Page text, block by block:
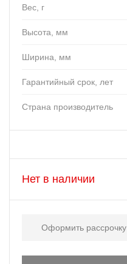
Вес, г
Высота, мм
Ширина, мм
Гарантийный срок, лет
Страна производитель
Нет в наличии
Оформить рассрочку